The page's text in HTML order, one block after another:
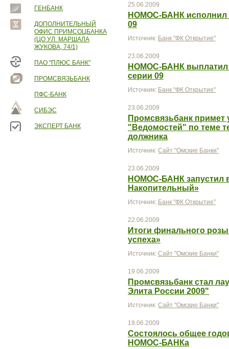
ГЕНБАНК
ДОПОЛНИТЕЛЬНЫЙ
ОФИС ПРИМСОЦБАНКА
(ЦО УЛ. МАРШАЛА
ЖУКОВА, 74/1)
ПАО "ПЛЮС БАНК"
ПРОМСВЯЗЬБАНК
ПФС-БАНК
СИБЭС
ЭКСПЕРТ БАНК
25.06.2009
НОМОС-БАНК исполнил
09
Источник: Банк "ФК Открытие"
23.06.2009
НОМОС-БАНК выплатил
серии 09
Источник: Банк "ФК Открытие"
23.06.2009
Промсвязьбанк примет
"Ведомостей" по теме
должника
Источник: Сайт "Омские Банки"
23.06.2009
НОМОС-БАНК запустил
Накопительный»
Источник: Банк "ФК Открытие"
22.06.2009
Итоги финального
успеха»
Источник: Сайт "Омские Банки"
19.06.2009
Промсвязьбанк стал
Элита России 2009"
Источник: Сайт "Омские Банки"
19.06.2009
Состоялось общее
НОМОС-БАНКа